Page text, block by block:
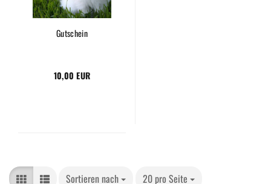
Gutschein
10,00 EUR
Sortieren nach 20 pro Seite